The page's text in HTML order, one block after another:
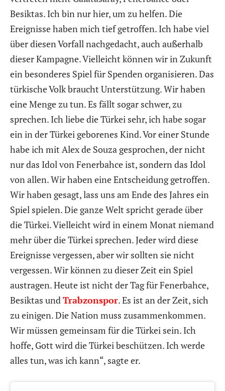
Besiktas. Ich bin nur hier, um zu helfen. Die
Ereignisse haben mich tief getroffen. Ich habe viel
über diesen Vorfall nachgedacht, auch außerhalb
dieser Kampagne. Vielleicht können wir in Zukunft
ein besonderes Spiel für Spenden organisieren. Das
türkische Volk braucht Unterstützung. Wir haben
eine Menge zu tun. Es fällt sogar schwer, zu
sprechen. Ich liebe die Türkei sehr, ich habe sogar
ein in der Türkei geborenes Kind. Vor einer Stunde
habe ich mit Alex de Souza gesprochen, der nicht
nur das Idol von Fenerbahce ist, sondern das Idol
von allen. Wir haben eine Entscheidung getroffen.
Wir haben gesagt, lass uns am Ende des Jahres ein
Spiel spielen. Die ganze Welt spricht gerade über
die Türkei. Vielleicht wird in einem Monat niemand
mehr über die Türkei sprechen. Jeder wird diese
Ereignisse vergessen, aber wir sollten sie nicht
vergessen. Wir können zu dieser Zeit ein Spiel
austragen. Heute ist nicht der Tag für Fenerbahce,
Besiktas undTrabzonspor. Es ist an der Zeit, sich
zu einigen. Die Nation muss zusammenkommen.
Wir müssen gemeinsam für die Türkei sein. Ich
hoffe, Gott wird die Türkei beschützen. Ich werde
alles tun, was ich kann“, sagte er.